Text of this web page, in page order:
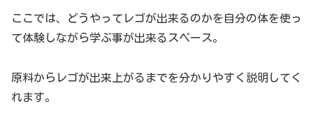
ここでは、どうやってレゴが出来るのかを自分の体を使っ
て体験しながら学ぶ事が出来るスペース。
原料からレゴが出来上がるまでを分かりやすく説明してく
れます。